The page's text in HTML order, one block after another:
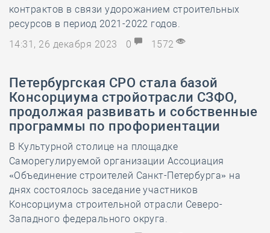
контрактов в связи удорожанием строительных
ресурсов в период 2021-2022 годов.
14:31, 26 декабря 2023
0 1572
Петербургская СРО стала базой
Консорциума стройотрасли СЗФО,
продолжая развивать и собственные
программы по профориентации
В Культурной столице на площадке
Саморегулируемой организации Ассоциация
«Объединение строителей Санкт-Петербурга» на
днях состоялось заседание участников
Консорциума строительной отрасли Северо-
Западного федерального округа.